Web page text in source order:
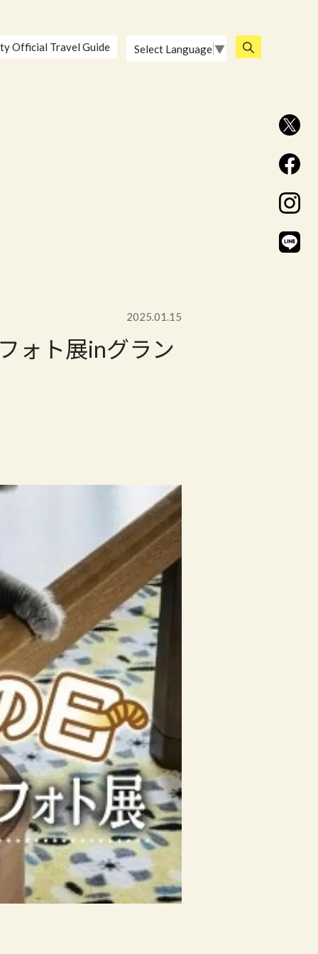
Official Travel Guide Select Language ▼
2025.01.15
ォト展inグラン